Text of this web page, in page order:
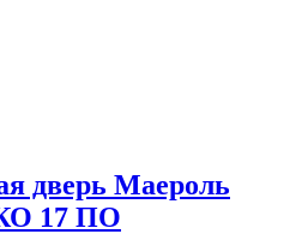
дверь Маероль
17 ПО